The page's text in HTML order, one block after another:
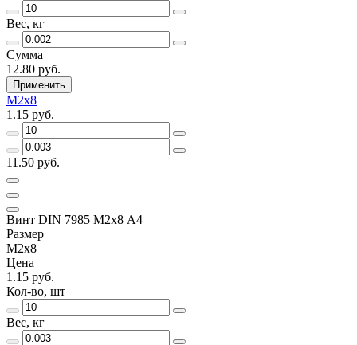
Вес, кг
Сумма
12.80 руб.
Применить
М2х8
1.15 руб.
11.50 руб.
Винт DIN 7985 М2х8 A4
Размер
М2х8
Цена
1.15 руб.
Кол-во, шт
Вес, кг